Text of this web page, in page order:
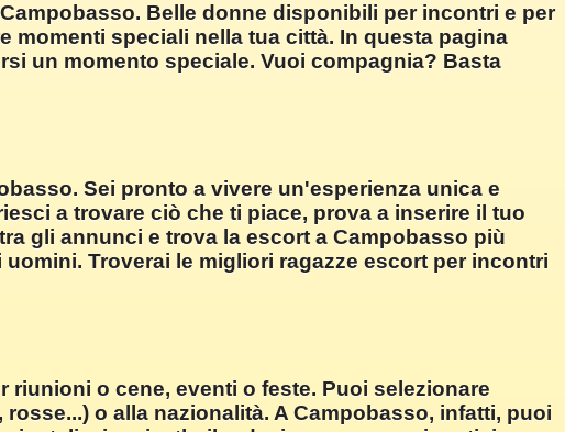
Belle donne disponibili per incontri e per
momenti speciali nella tua città. In questa pagina
un momento speciale. Vuoi compagnia? Basta
Sei pronto a vivere un'esperienza unica e
a trovare ciò che ti piace, prova a inserire il tuo
gli annunci e trova la escort a Campobasso più
Troverai le migliori ragazze escort per incontri
o cene, eventi o feste. Puoi selezionare
o alla nazionalità. A Campobasso, infatti, puoi